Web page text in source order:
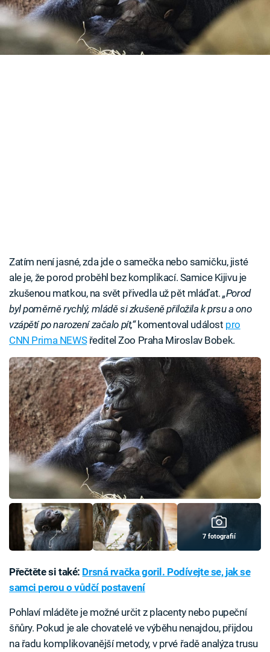
Časopis
Sledujte prima+
mládě. Porodila ho zasloužilá třicetiletá samice
Kijivu, která je matkou vůbec první gorily
odchované v Zoo Praha.
Zatím není jasné, zda jde o samečka nebo samičku, jisté
ale je, že porod proběhl bez komplikací. Samice Kijivu je
zkušenou matkou, na svět přivedla už pět mláďat.„Porod
byl poměrně rychlý, mládě si zkušeně přiložila k prsu a ono
vzápětí po narození začalo pít,“komentoval událost pro
CNN Prima NEWSředitel Zoo Praha Miroslav Bobek.
7 fotografií
Přečtěte si také: Drsná rvačka goril. Podívejte se, jak se
samci perou o vůdčí postavení
Pohlaví mláděte je možné určit z placenty nebo pupeční
šňůry. Pokud je ale chovatelé ve výběhu nenajdou, přijdou
na řadu komplikovanější metody, v prvé řadě analýza trusu